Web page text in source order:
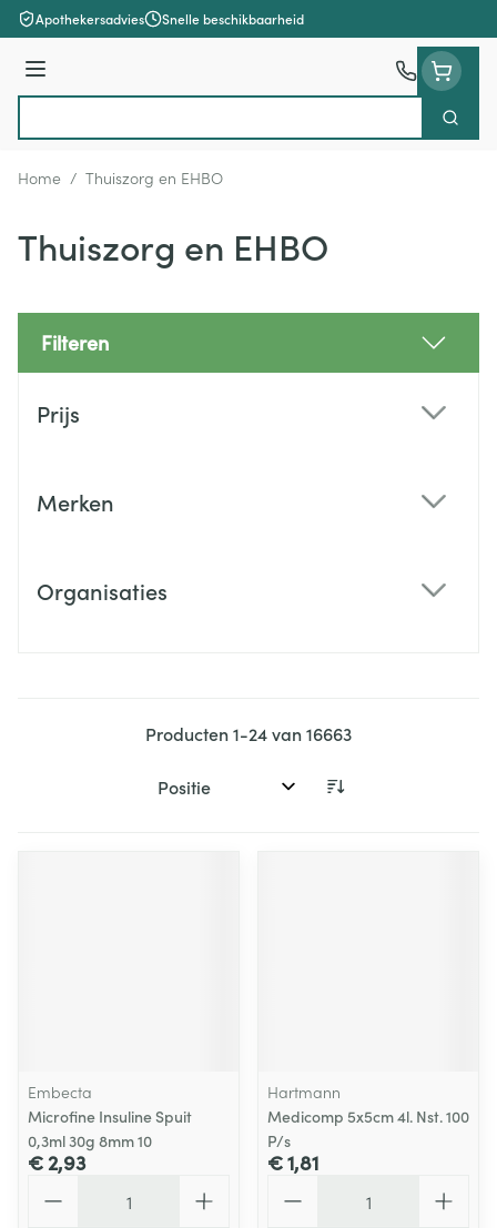
Ga naar de inhoud
Apothekersadvies Snelle beschikbaarheid
Menu
Zoek
Home / Thuiszorg en EHBO
Thuiszorg en EHBO
Filteren
Prijs
Merken
Organisaties
Producten1-24van16663
Sorteer op:
Embecta
Microfine Insuline Spuit
0,3ml 30g 8mm 10
€ 2,93
Hartmann
Medicomp 5x5cm 4l. Nst. 100
P/s
€ 1,81